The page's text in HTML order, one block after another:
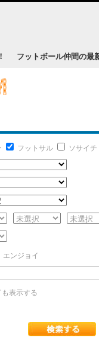
フットボール仲間の最
フットサル ソサイチ
エンジョイ
表示する